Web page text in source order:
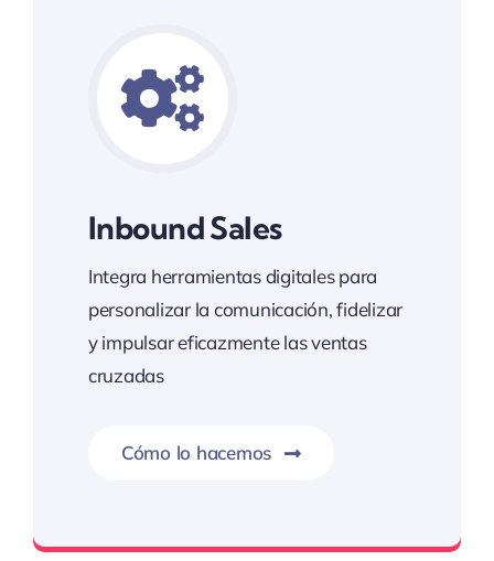
Inbound Sales
Integra herramientas digitales para
personalizar la comunicación, fidelizar
y impulsar eficazmente las ventas
cruzadas
Cómo lo hacemos